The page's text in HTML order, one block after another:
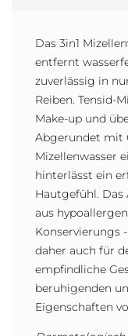
Das 3in1
entfernt
zuverlässig in
Reiben. Tensid-
Make-up und
Abgerundet mit
Mizellenwasser
hinterlässt ein
Hautgefühl. Das
aus
Konservierungs
daher auch für
empfindliche
beruhigenden
Eigenschaften